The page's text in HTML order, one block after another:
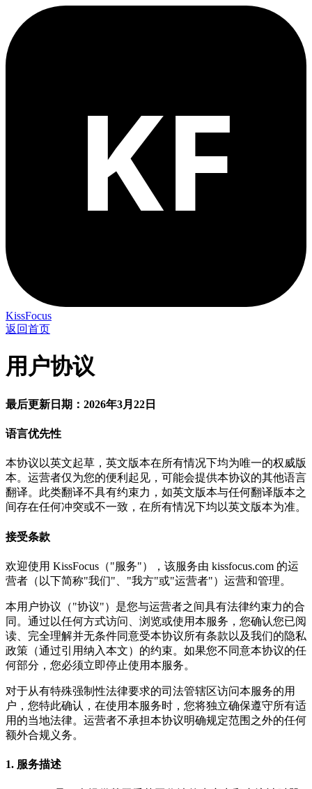
KissFocus
返回首页
用户协议
最后更新日期：2026年3月22日
语言优先性
本协议以英文起草，英文版本在所有情况下均为唯一的权威版
本。运营者仅为您的便利起见，可能会提供本协议的其他语言
翻译。此类翻译不具有约束力，如英文版本与任何翻译版本之
间存在任何冲突或不一致，在所有情况下均以英文版本为准。
接受条款
欢迎使用 KissFocus（"服务"），该服务由 kissfocus.com 的运
营者（以下简称"我们"、"我方"或"运营者"）运营和管理。
本用户协议（"协议"）是您与运营者之间具有法律约束力的合
同。通过以任何方式访问、浏览或使用本服务，您确认您已阅
读、完全理解并无条件同意受本协议所有条款以及我们的隐私
政策（通过引用纳入本文）的约束。如果您不同意本协议的任
何部分，您必须立即停止使用本服务。
对于从有特殊强制性法律要求的司法管辖区访问本服务的用
户，您特此确认，在使用本服务时，您将独立确保遵守所有适
用的当地法律。运营者不承担本协议明确规定范围之外的任何
额外合规义务。
1. 服务描述